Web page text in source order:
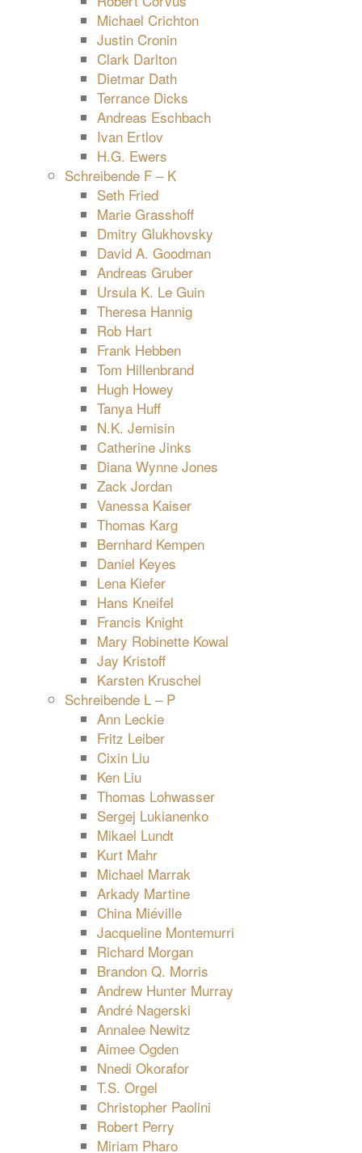
Michael Crichton
Justin Cronin
Clark Darlton
Dietmar Dath
Terrance Dicks
Andreas Eschbach
Ivan Ertlov
H.G. Ewers
Schreibende F – K
Seth Fried
Marie Grasshoff
Dmitry Glukhovsky
David A. Goodman
Andreas Gruber
Ursula K. Le Guin
Theresa Hannig
Rob Hart
Frank Hebben
Tom Hillenbrand
Hugh Howey
Tanya Huff
N.K. Jemisin
Catherine Jinks
Diana Wynne Jones
Zack Jordan
Vanessa Kaiser
Thomas Karg
Bernhard Kempen
Daniel Keyes
Lena Kiefer
Hans Kneifel
Francis Knight
Mary Robinette Kowal
Jay Kristoff
Karsten Kruschel
Schreibende L – P
Ann Leckie
Fritz Leiber
Cixin Liu
Ken Liu
Thomas Lohwasser
Sergej Lukianenko
Mikael Lundt
Kurt Mahr
Michael Marrak
Arkady Martine
China Miéville
Jacqueline Montemurri
Richard Morgan
Brandon Q. Morris
Andrew Hunter Murray
André Nagerski
Annalee Newitz
Aimee Ogden
Nnedi Okorafor
T.S. Orgel
Christopher Paolini
Robert Perry
Miriam Pharo